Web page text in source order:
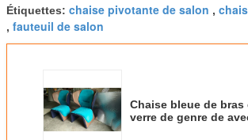
Étiquettes: chaise pivotante de salon ,
, fauteuil de salon
Chaise bleue de bras
verre de genre de avec le bord en